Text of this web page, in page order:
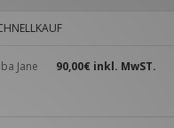
Jane
90,00€ inkl. MwST.